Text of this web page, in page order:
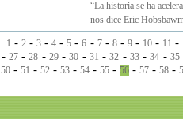
“La historia se ha
nos dice Eric
1 -2 -3 -4 -5 -6 - 7- 8- 9- 10- 11 -
- 27-28 - 29-30 - 31 -32 - 33-34 - 35
50 - 51 - 52 - 53 - 54 - 55 - 56 - 57 - 58 -